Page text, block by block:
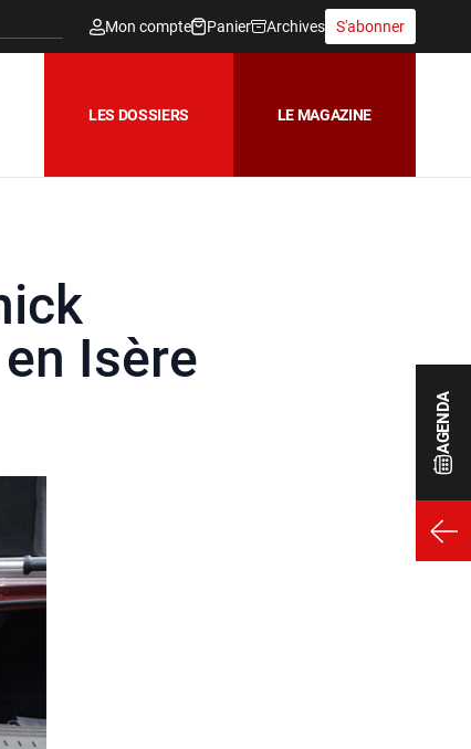
AGENDA
Mon compte Panier Archives S'abonner
LES DOSSIERS LE MAGAZINE
Isère